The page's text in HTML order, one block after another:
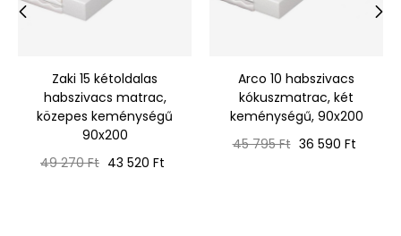
Zaki 15 kétoldalas
habszivacs matrac,
közepes keménységű
90x200
Normál
49 270 Ft Ár
43 520 Ft
Arco 10 habszivacs
kókuszmatrac, két
keménységű, 90x200
Normál
45 795 Ft Ár
36 590 Ft